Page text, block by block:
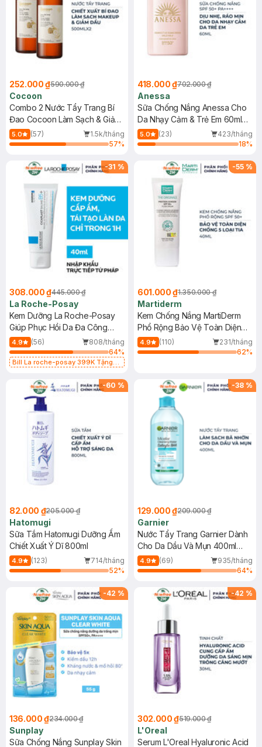
252.000 ₫590.000 ₫
Cocoon
Combo 2 Nước Tẩy Trang Bí
Đao Cocoon Làm Sạch & Giảm
Dầu 500ml
5.0 (57)
1.5k/tháng
57%
418.000 ₫702.000 ₫
Anessa
Sữa Chống Nắng Anessa Cho
Da Nhạy Cảm & Trẻ Em 60ml
(Mới)
5.0 (23)
423/tháng
18%
-31 %
308.000 ₫445.000 ₫
La Roche-Posay
Kem Dưỡng La Roche-Posay
Giúp Phục Hồi Da Đa Công
Dụng 40ml
4.9 (56)
808/tháng
64%
Bill La roche-posay 399K Tặng
(SL có hạn)
-55 %
601.000 ₫1.350.000 ₫
Martiderm
Kem Chống Nắng MartiDerm
Phổ Rộng Bảo Vệ Toàn Diện
40ml
4.9 (110)
231/tháng
62%
-60 %
82.000 ₫205.000 ₫
Hatomugi
Sữa Tắm Hatomugi Dưỡng Ẩm
Chiết Xuất Ý Dĩ 800ml
4.9 (123)
714/tháng
52%
-38 %
129.000 ₫209.000 ₫
Garnier
Nước Tẩy Trang Garnier Dành
Cho Da Dầu Và Mụn 400ml
(Mới)
4.9 (69)
935/tháng
64%
-42 %
136.000 ₫234.000 ₫
Sunplay
Sữa Chống Nắng Sunplay Skin
-42 %
302.000 ₫519.000 ₫
L'Oreal
Serum L'Oreal Hyaluronic Acid